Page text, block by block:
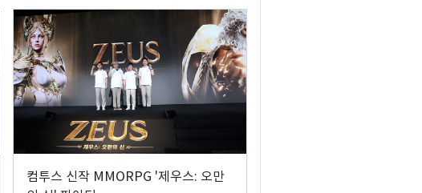
컴투스 신작 MMORPG '제우스: 오만